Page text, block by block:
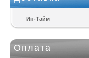
Ин-Тайм
Оплата